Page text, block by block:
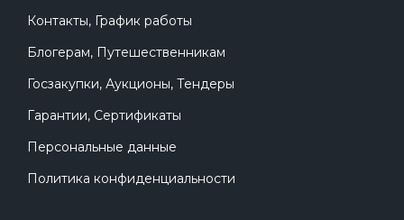
Контакты, График работы
Блогерам, Путешественникам
Госзакупки, Аукционы, Тендеры
Гарантии, Сертификаты
Персональные данные
Политика конфиденциальности